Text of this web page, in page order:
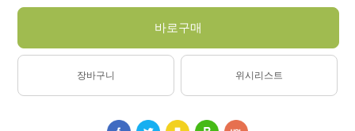
바로구매
장바구니 위시리스트